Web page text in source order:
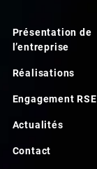
Présentation de
l’entreprise
Réalisations
Engagement RSE
Actualités
Contact